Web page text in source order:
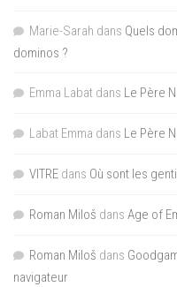
Marie-Sarah dans Quels
dominos ?
Emma Labat dans Le Père
Labat Emma dans Le Père
VITRE dans Où sont les
Roman Miloš dans Age of
Roman Miloš dans
navigateur